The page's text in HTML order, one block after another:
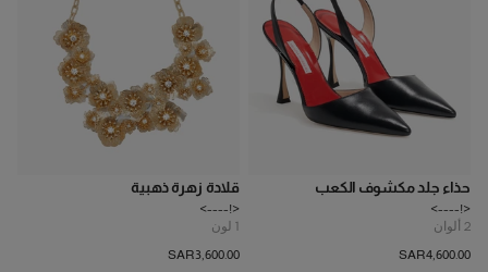
حذاء جلد مكشوف الكعب
<!---->
2 ألوان
SAR‌4,600.00
قلادة زهرة ذهبية
<!---->
1 لون
SAR‌3,600.00